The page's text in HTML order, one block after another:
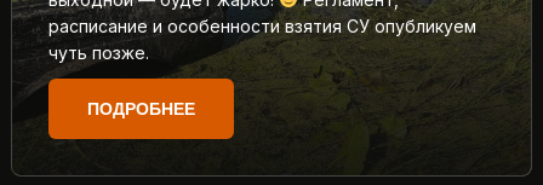
расписание и особенности взятия СУ опубликуем
чуть позже.
ПОДРОБНЕЕ